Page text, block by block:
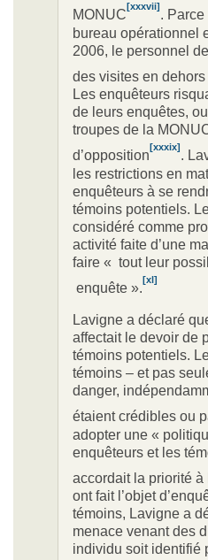
MONUC[xxxvii]
.
bureau opérationnel
2006, le personnel
des visites en
Les enquêteurs
de leurs enquêtes,
troupes de la
d’opposition[xxxix].
les restrictions en
enquêteurs à se
témoins potentiels.
considéré comme
activité faite d’une
faire « tout leur
enquête ». [xl]
Lavigne a déclaré
affectait le devoir de
témoins potentiels.
témoins – et pas
danger,
étaient crédibles ou
adopter une «
enquêteurs et les
accordait la priorité à
ont fait l’objet
témoins, Lavigne a
menace venant des
individu soit identifié